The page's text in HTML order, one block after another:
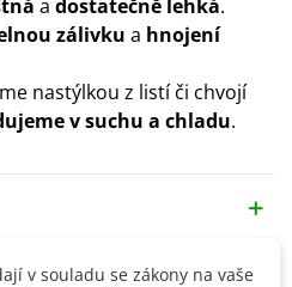
a dostatečně lehká.
zálivku a hnojení
nastýlkou z listí či chvojí
v suchu a chladu.
v souladu se zákony na vaše